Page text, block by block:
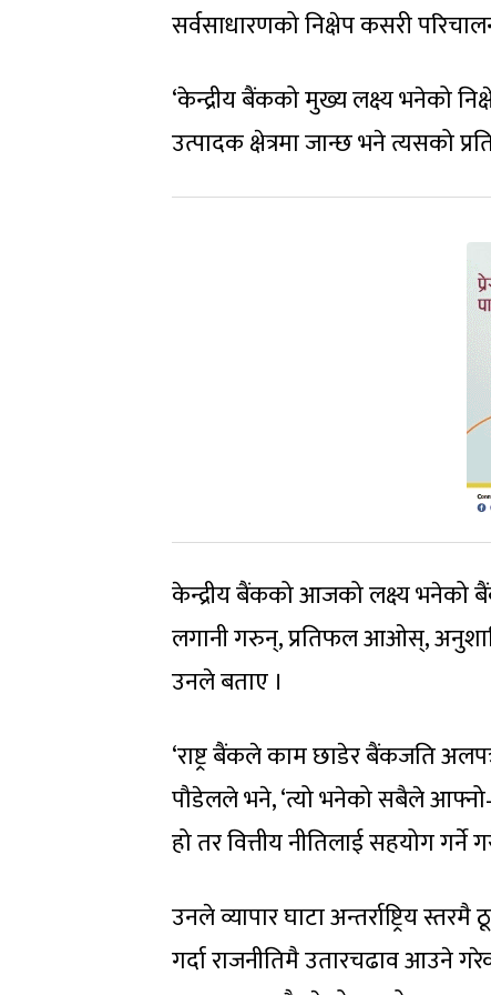
सर्वसाधारणको निक्षेप कसरी
‘केन्द्रीय बैंकको मुख्य लक्ष्य भनेको
उत्पादक क्षेत्रमा जान्छ भने त्यसको
केन्द्रीय बैंकको आजको लक्ष्य भनेको
लगानी गरुन्, प्रतिफल आओस्,
उनले बताए ।
‘राष्ट्र बैंकले काम छाडेर बैंकजति
पौडेलले भने, ‘त्यो भनेको सबैले
हो तर वित्तीय नीतिलाई सहयोग गर्ने
उनले व्यापार घाटा अन्तर्राष्ट्रिय
गर्दा राजनीतिमै उतारचढाव आउने